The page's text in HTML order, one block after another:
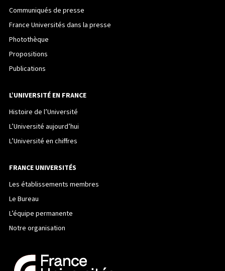
Communiqués de presse
France Universités dans la presse
Photothèque
Propositions
Publications
L’UNIVERSITÉ EN FRANCE
Histoire de l’Université
L’Université aujourd’hui
L’Université en chiffres
FRANCE UNIVERSITÉS
Les établissements membres
Le Bureau
L’équipe permanente
Notre organisation